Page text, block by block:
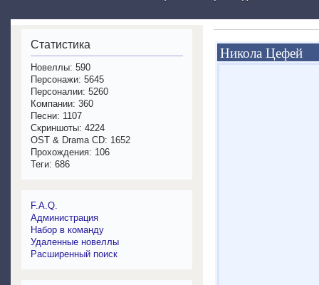
Никола Цефей
Статистика
Новеллы: 590
Персонажи: 5645
Персоналии: 5260
Компании: 360
Песни: 1107
Скриншоты: 4224
OST & Drama CD: 1652
Прохождения: 106
Теги: 686
F.A.Q.
Администрация
Набор в команду
Удаленные новеллы
Расширенный поиск